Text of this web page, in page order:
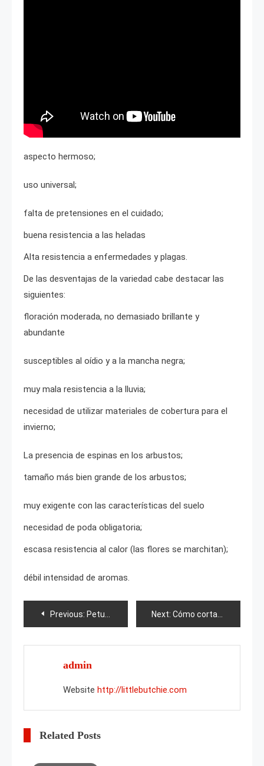
aspecto hermoso;
uso universal;
falta de pretensiones en el cuidado;
buena resistencia a las heladas
Alta resistencia a enfermedades y plagas.
De las desventajas de la variedad cabe destacar las
siguientes:
floración moderada, no demasiado brillante y
abundante
susceptibles al oídio y a la mancha negra;
muy mala resistencia a la lluvia;
necesidad de utilizar materiales de cobertura para el
invierno;
La presencia de espinas en los arbustos;
tamaño más bien grande de los arbustos;
muy exigente con las características del suelo
necesidad de poda obligatoria;
escasa resistencia al calor (las flores se marchitan);
débil intensidad de aromas.
Post
navigation
Previous: Petunia Manta Rosa Next: Cómo cortar correctamente las cebollas para que vuelvan a crecer?
admin
Website http://littlebutchie.com
Related Posts